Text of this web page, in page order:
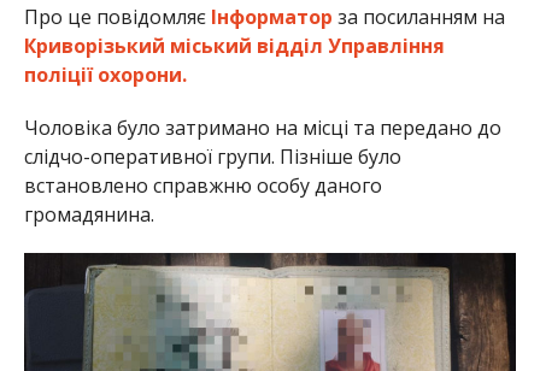
Про це повідомляє Інформатор за посиланням на
Криворізький міський відділ Управління
поліції охорони.
Чоловіка було затримано на місці та передано до
слідчо-оперативної групи. Пізніше було
встановлено справжню особу даного
громадянина.